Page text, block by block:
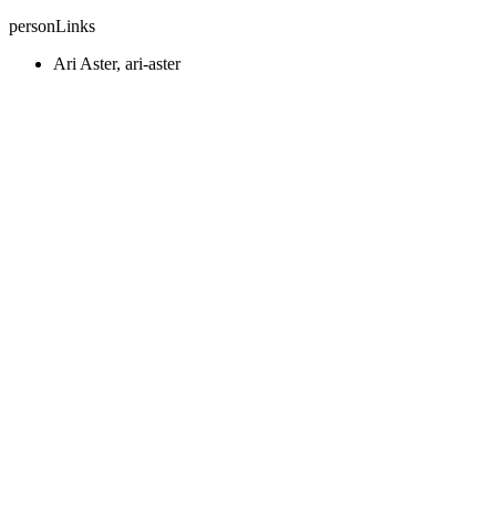
personLinks
Ari Aster, ari-aster